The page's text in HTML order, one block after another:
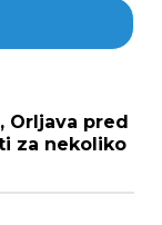
Orljava pred
za nekoliko